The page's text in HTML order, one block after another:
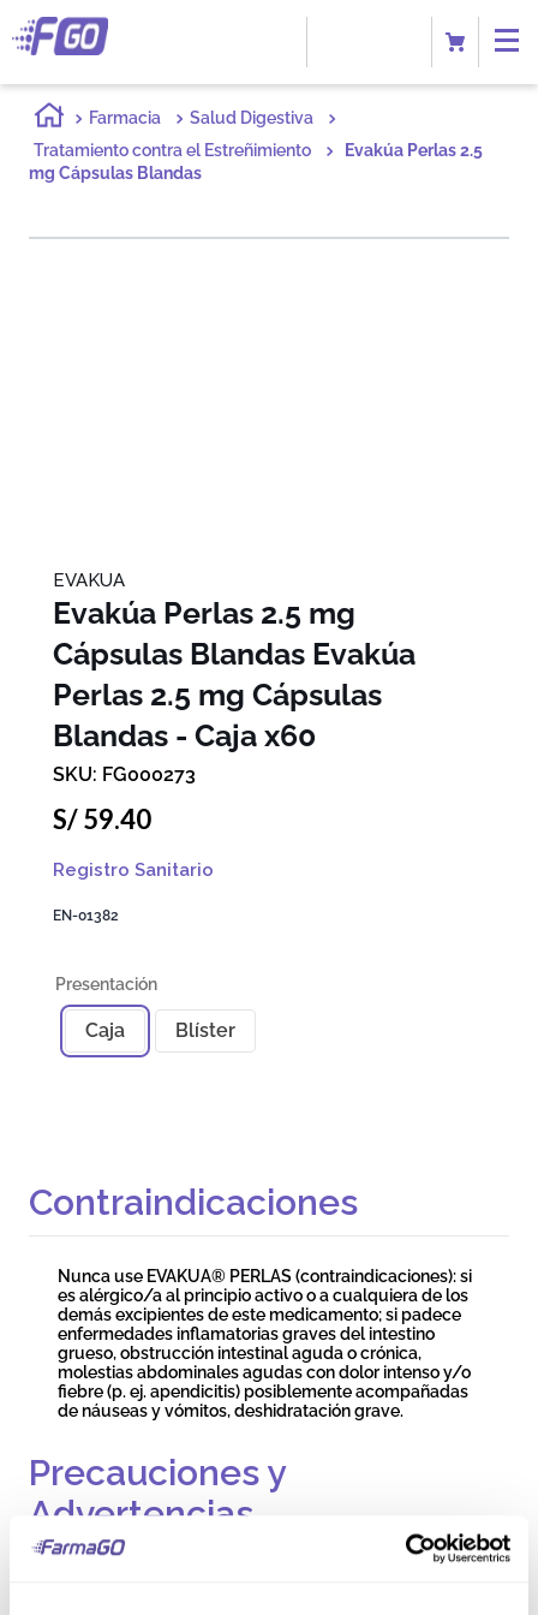
Farmacia
Salud Digestiva
Tratamiento contra el Estreñimiento
Evakúa Perlas 2.5
mg Cápsulas Blandas
EVAKUA
Evakúa Perlas 2.5 mg
Cápsulas Blandas Evakúa
Perlas 2.5 mg Cápsulas
Blandas - Caja x60
FG000273
S/59.40
Registro Sanitario
EN-01382
Caja Blíster
Contraindicaciones
Nunca use EVAKUA® PERLAS (contraindicaciones): si
es alérgico/a al principio activo o a cualquiera de los
demás excipientes de este medicamento; si padece
enfermedades inflamatorias graves del intestino
grueso, obstrucción intestinal aguda o crónica,
molestias abdominales agudas con dolor intenso y/o
fiebre (p. ej. apendicitis) posiblemente acompañadas
de náuseas y vómitos, deshidratación grave.
Precauciones y
Advertencias